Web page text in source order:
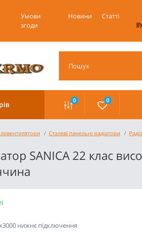
Умови
згоди
Новини Статті
0 0
Сталеві панельні радіатори
SANICA 22 клас
нижнє підключення